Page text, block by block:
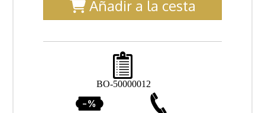
Añadir a la cesta
BO-50000012